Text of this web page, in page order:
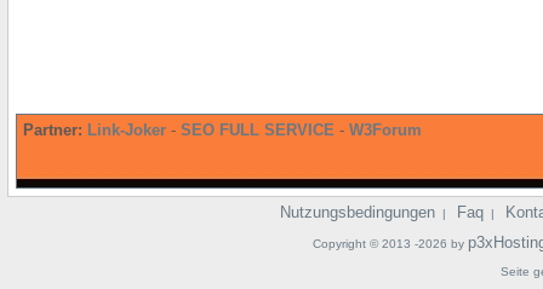
Partner: Link-Joker - SEO FULL SERVICE - W3Forum
Nutzungsbedingungen | Faq |
Copyright © 2013 -2026 by
Seite